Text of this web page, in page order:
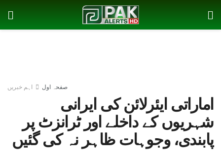
صفحہ اول اہم خبریں
اماراتی ایئرلائن کی ایرانی
شہریوں کے داخلے اور ٹرانزٹ پر
پابندی، وجوہات ظاہر نہ کی گئیں